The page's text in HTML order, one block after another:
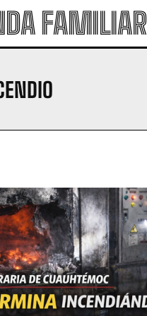
FAMILIAR